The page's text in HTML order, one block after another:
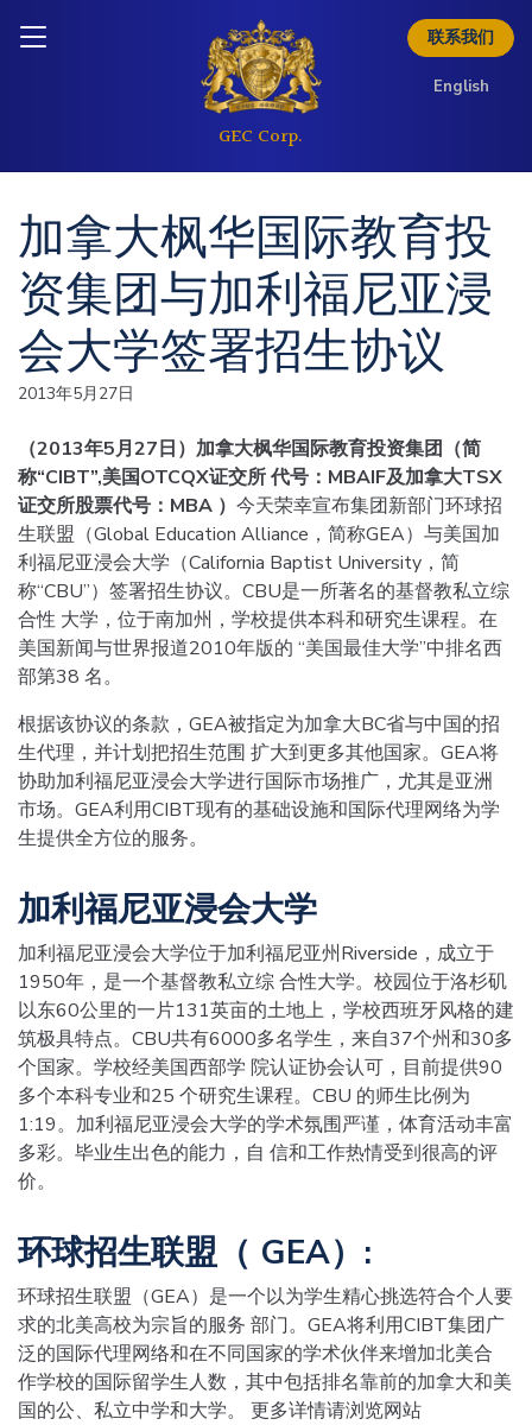
联系我们
English
加拿大枫华国际教育投
资集团与加利福尼亚浸
会大学签署招生协议
2013年5月27日
（2013年5月27日）加拿大枫华国际教育投资集团（简
称“CIBT”,美国OTCQX证交所 代号：MBAIF及加拿大TSX
证交所股票代号：MBA ） 今天荣幸宣布集团新部门环球招
生联盟（Global Education Alliance，简称GEA）与美国加
利福尼亚浸会大学（California Baptist University，简
称“CBU”）签署招生协议。CBU是一所著名的基督教私立综
合性 大学，位于南加州，学校提供本科和研究生课程。在
美国新闻与世界报道2010年版的 “美国最佳大学”中排名西
部第38 名。
根据该协议的条款，GEA被指定为加拿大BC省与中国的招
生代理，并计划把招生范围 扩大到更多其他国家。GEA将
协助加利福尼亚浸会大学进行国际市场推广，尤其是亚洲
市场。GEA利用CIBT现有的基础设施和国际代理网络为学
生提供全方位的服务。
加利福尼亚浸会大学
加利福尼亚浸会大学位于加利福尼亚州Riverside，成立于
1950年，是一个基督教私立综 合性大学。校园位于洛杉矶
以东60公里的一片131英亩的土地上，学校西班牙风格的建
筑极具特点。CBU共有6000多名学生，来自37个州和30多
个国家。学校经美国西部学 院认证协会认可，目前提供90
多个本科专业和25 个研究生课程。CBU 的师生比例为
1:19。加利福尼亚浸会大学的学术氛围严谨，体育活动丰富
多彩。毕业生出色的能力，自 信和工作热情受到很高的评
价。
环球招生联盟（ GEA） :
环球招生联盟（GEA）是一个以为学生精心挑选符合个人要
求的北美高校为宗旨的服务 部门。GEA将利用CIBT集团广
泛的国际代理网络和在不同国家的学术伙伴来增加北美合
作学校的国际留学生人数，其中包括排名靠前的加拿大和美
国的公、私立中学和大学。 更多详情请浏览网站
Inquire today